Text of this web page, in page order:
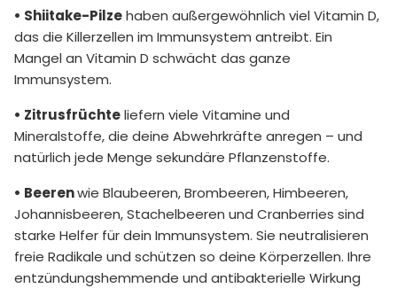
• Shiitake-Pilzehaben außergewöhnlich viel Vitamin D,
das die Killerzellen im Immunsystem antreibt. Ein
Mangel an Vitamin D schwächt das ganze
Immunsystem.
• Zitrusfrüchteliefern viele Vitamine und
Mineralstoffe, die deine Abwehrkräfte anregen – und
natürlich jede Menge sekundäre Pflanzenstoffe.
• Beerenwie Blaubeeren, Brombeeren, Himbeeren,
Johannisbeeren, Stachelbeeren und Cranberries sind
starke Helfer für dein Immunsystem. Sie neutralisieren
freie Radikale und schützen so deine Körperzellen. Ihre
entzündungshemmende und antibakterielle Wirkung